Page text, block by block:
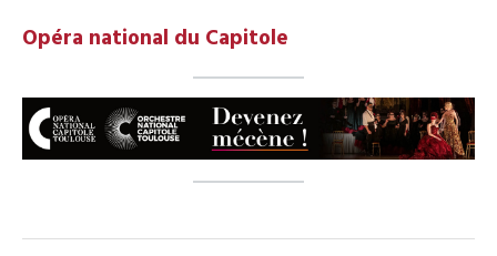
Opéra national du Capitole